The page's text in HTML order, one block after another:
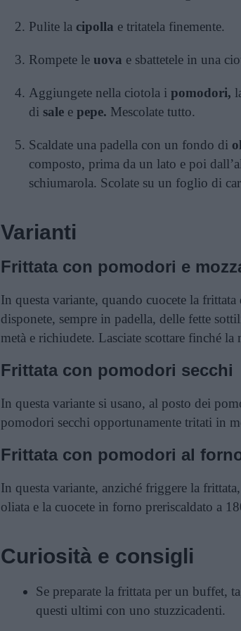
Pulite la cipolla e tritatela finemente.
Rompete le uova e sbattetele in una
Aggiungete nella ciotola i pomodori,
di sale e pepe. Mescolate tutto.
Scaldate una padella con un fondo di
composto, prima da un lato e poi
schiumarola. Scolate su un foglio di
Varianti
Frittata con pomodori e
In questa variante, quando cuocete la frittata
disponete, sempre in padella, delle fette
metà e richiudete. Lasciate scottare finché la
Frittata con pomodori secchi
In questa variante si usano, al posto dei
pomodori secchi opportunamente tritati in
Frittata con pomodori al
In questa variante, anziché friggere la
oliata e la cuocete in forno preriscaldato a
Curiosità e consigli
Se preparate la frittata per un buffet,
questi ultimi con uno stuzzicadenti.